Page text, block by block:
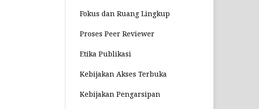
Fokus dan Ruang Lingkup
Proses Peer Reviewer
Etika Publikasi
Kebijakan Akses Terbuka
Kebijakan Pengarsipan